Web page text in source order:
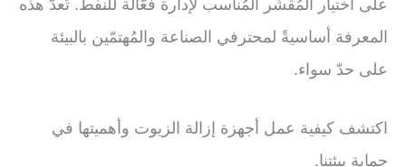
المعرفة أساسيةً لمحترفي الصناعة والمُهتمّين بالبيئة
على حدّ سواء.
اكتشف كيفية عمل أجهزة إزالة الزيوت وأهميتها في
حماية بيئتنا.